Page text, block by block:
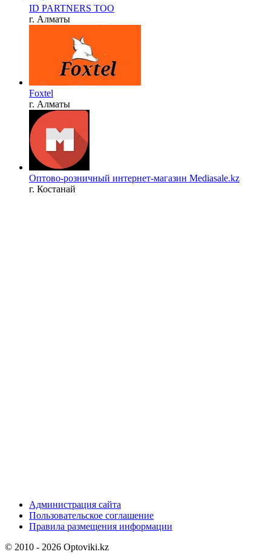
ID PARTNERS ТОО
г. Алматы
Foxtel
г. Алматы
Оптово-розничный интернет-магазин Mediasale.kz
г. Костанай
Администрация сайта
Пользовательское соглашение
Правила размещения информации
© 2010 - 2026 Optoviki.kz